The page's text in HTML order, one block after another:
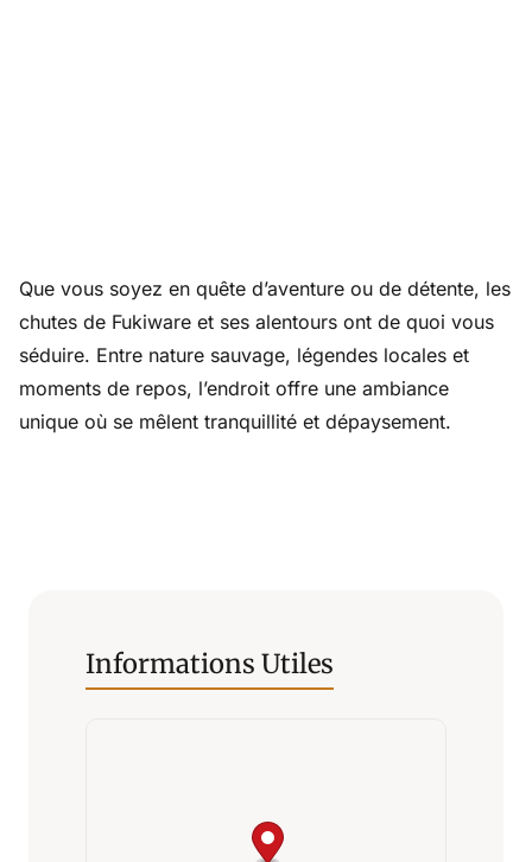
Que vous soyez en quête d’aventure ou de détente, les
chutes de Fukiware et ses alentours ont de quoi vous
séduire. Entre nature sauvage, légendes locales et
moments de repos, l’endroit offre une ambiance
unique où se mêlent tranquillité et dépaysement.
Informations Utiles